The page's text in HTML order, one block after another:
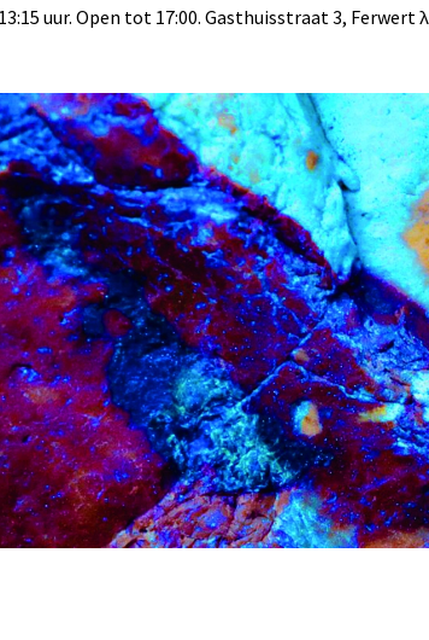
uur. Open tot 17:00. Gasthuisstraat 3, Ferwert λ